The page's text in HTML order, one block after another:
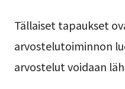
Tällaiset tapaukset
arvostelutoiminnon
arvostelut voidaan